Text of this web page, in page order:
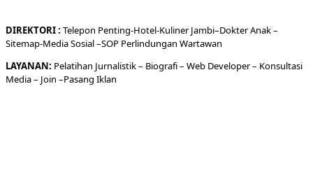
DIREKTORI: Telepon Penting-Hotel-KulinerJambi–DokterAnak –
Sitemap-Media Sosial –SOP Perlindungan Wartawan
LAYANAN: Pelatihan Jurnalistik – Biografi– Web Developer– Konsultasi
Media– Join –Pasang Iklan